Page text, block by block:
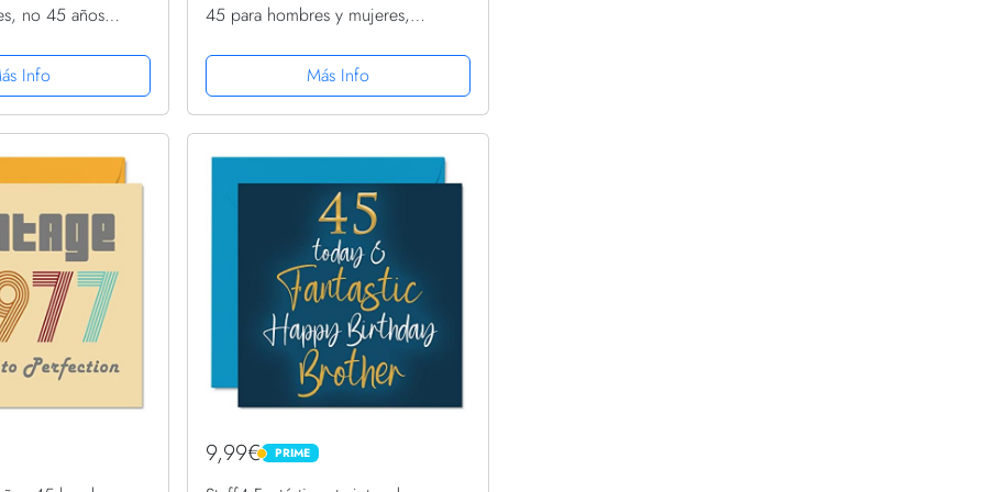
no 45 años
cuarenta
Info
45 para hombres y mujeres,
cumpleaños para papá, mamá,
hermano, hermana, abuelo,
niñera,...
Más Info
9,99€ PRIME
PRIME